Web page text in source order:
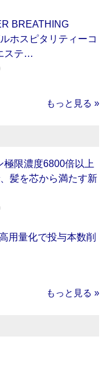
BREATHING
ホスピタリティーコ
ステ…
もっと見る »
極限濃度6800倍以上
髪を芯から満たす新
用量化で投与本数削
もっと見る »